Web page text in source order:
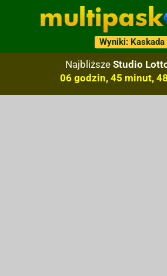
Wyniki: Kaskada
Najbliższe Studio
06 godzin, 45 minut,